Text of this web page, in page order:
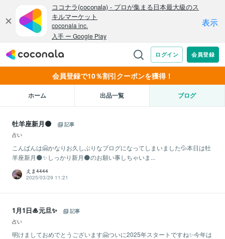
会員登録で10％割引クーポンを獲得！
ホーム 出品一覧 ブログ
牡羊座新月🌑
記事
占い
こんばんは🤗かなりお久しぶりなブログになってしまいました💦本日は牡
羊座新月🌑✨しっかり新月🌑のお願い事しちゃいま...
えま4444
2025/03/29 11:21
1月1日🎍元旦✨
記事
占い
明けましておめでとうございます🤗ついに2025年スタートですね✨今年は